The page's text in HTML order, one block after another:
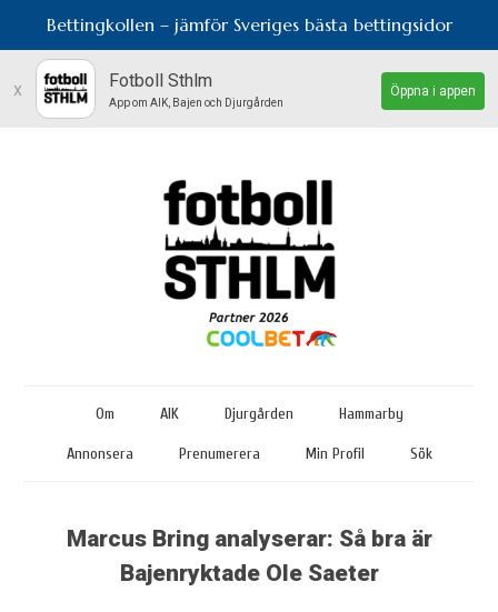
Bettingkollen – jämför Sveriges bästa bettingsidor
x Fotboll Sthlm
App om AIK, Bajen och Djurgården
Öppna i appen
Om AIK Djurgården Hammarby
Annonsera Prenumerera Min Profil Sök
Marcus Bring analyserar: Så bra är
Bajenryktade Ole Saeter